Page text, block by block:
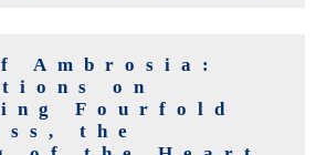
Ambrosia:
on
Fourfold
the